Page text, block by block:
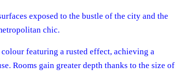
exposed to the bustle of the city and the
chic.
featuring a rusted effect, achieving a
Rooms gain greater depth thanks to the size of